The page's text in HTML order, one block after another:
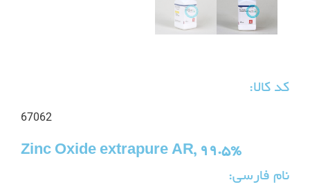
کد کالا:
67062
Zinc Oxide extrapure AR, 99.5%
نام فارسی: